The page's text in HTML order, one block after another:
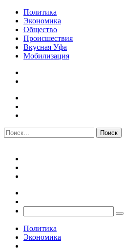
Политика
Экономика
Общество
Происшествия
Вкусная Уфа
Мобилизация
Политика
Экономика